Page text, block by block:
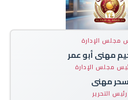
مجلس الإدارة
مهنى أبو عمر
مجلس الإدارة
سحر مهنى
رئيس التحرير